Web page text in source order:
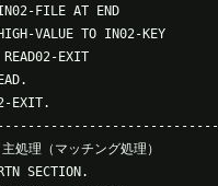
FILE AT END
VALUE TO IN02-KEY
READ02-EXIT
EXIT.
処理（マッチング処理）
SECTION.